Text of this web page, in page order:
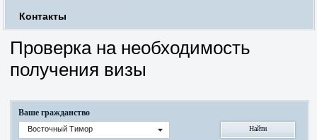
Контакты
Проверка на необходимость
получения визы
Ваше гражданство
Восточный Тимор